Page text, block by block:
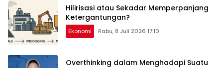
Hilirisasi atau Sekadar Memperpanjang
Ketergantungan?
Ekonomi Rabu, 8 Juli 2026 17:10
Overthinking dalam Menghadapi Suatu